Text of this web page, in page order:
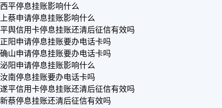
西平停息挂账影响什么
上蔡申请停息挂账影响什么
平舆信用卡停息挂账还清后征信有效吗
正阳申请停息挂账要办电话卡吗
确山申请停息挂账要办电话卡吗
泌阳申请停息挂账影响什么
汝南停息挂账要办电话卡吗
遂平信用卡停息挂账还清后征信有效吗
新蔡停息挂账还清后征信有效吗